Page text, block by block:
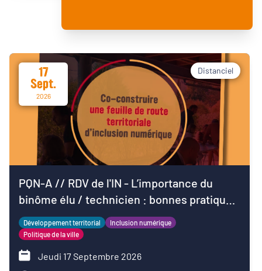
17
Sept.
2026
Distanciel
PQN-A // RDV de l'IN - L’importance du
binôme élu / technicien : bonnes pratiques
pour démarrer le mandat
Développement territorial
Inclusion numérique
Politique de la ville
Jeudi 17 Septembre 2026